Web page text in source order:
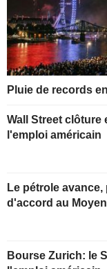
Pluie de records
Wall Street clôture
l'emploi américain
Le pétrole
d'accord au
Bourse Zurich: le